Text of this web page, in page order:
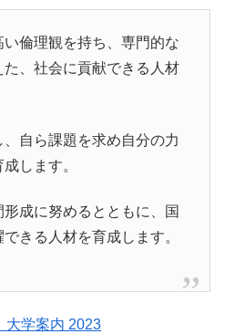
倫理観を持ち、専門的な
、社会に貢献できる人材
自ら課題を求め自分の力
します。
成に努めるとともに、国
きる人材を育成します。
学案内 2023